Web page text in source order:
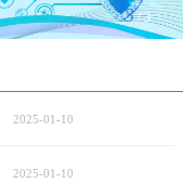
3/3
2025-01-10
2025-01-10